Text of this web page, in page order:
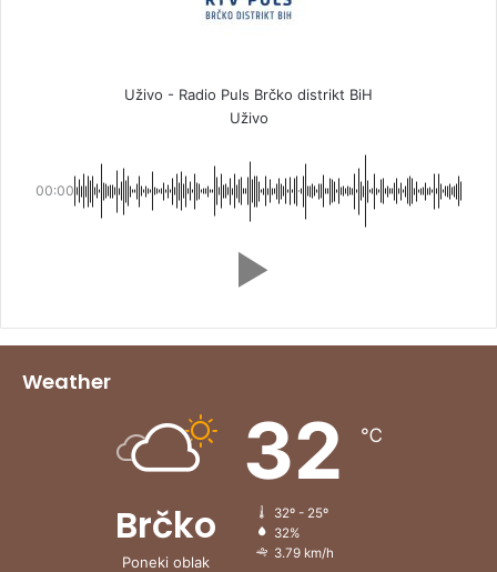
Uživo - Radio Puls Brčko distrikt BiH
Uživo
00:00
Weather
Brčko
Poneki oblak
32 ℃
32º - 25º
32%
3.79 km/h